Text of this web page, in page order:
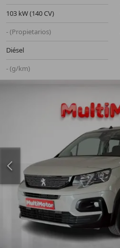
103 kW (140 CV)
- (Propietarios)
Diésel
- (g/km)